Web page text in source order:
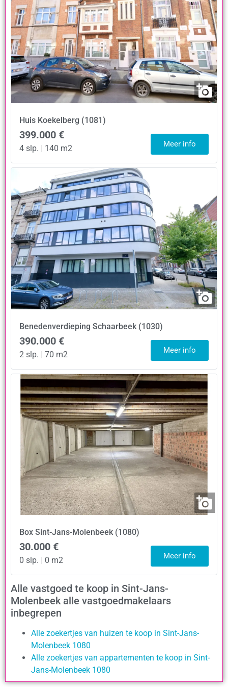
Huis Koekelberg (1081)
399.000 €
4 slp. 140 m2 Meer info
Benedenverdieping Schaarbeek (1030)
390.000 €
2 slp. | 70 m2 Meer info
Box Sint-Jans-Molenbeek (1080)
30.000 €
0 slp. | 0 m2 Meer info
Alle vastgoed te koop in Sint-Jans-
Molenbeek alle vastgoedmakelaars
inbegrepen
Alle zoekertjes van huizen te koop in Sint-Jans-
Molenbeek 1080
Alle zoekertjes van appartementen te koop in Sint-
Jans-Molenbeek 1080